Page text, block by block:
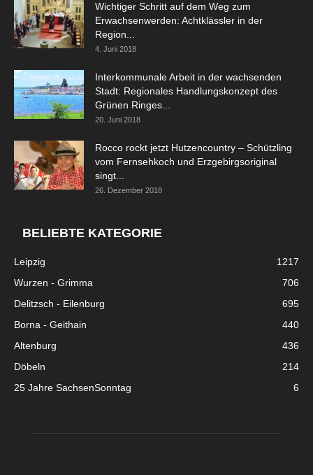
Wichtiger Schritt auf dem Weg zum
Erwachsenwerden: Achtklässler in der
Region...
4. Juni 2018
Interkommunale Arbeit in der wachsenden
Stadt: Regionales Handlungskonzept des
Grünen Ringes...
20. Juni 2018
Rocco rockt jetzt Hutzencountry – Schützling
vom Fernsehkoch und Erzgebirgsoriginal
singt...
26. Dezember 2018
BELIEBTE KATEGORIE
Leipzig
1217
Wurzen - Grimma
706
Delitzsch - Eilenburg
695
Borna - Geithain
440
Altenburg
436
Döbeln
214
25 Jahre SachsenSonntag
6